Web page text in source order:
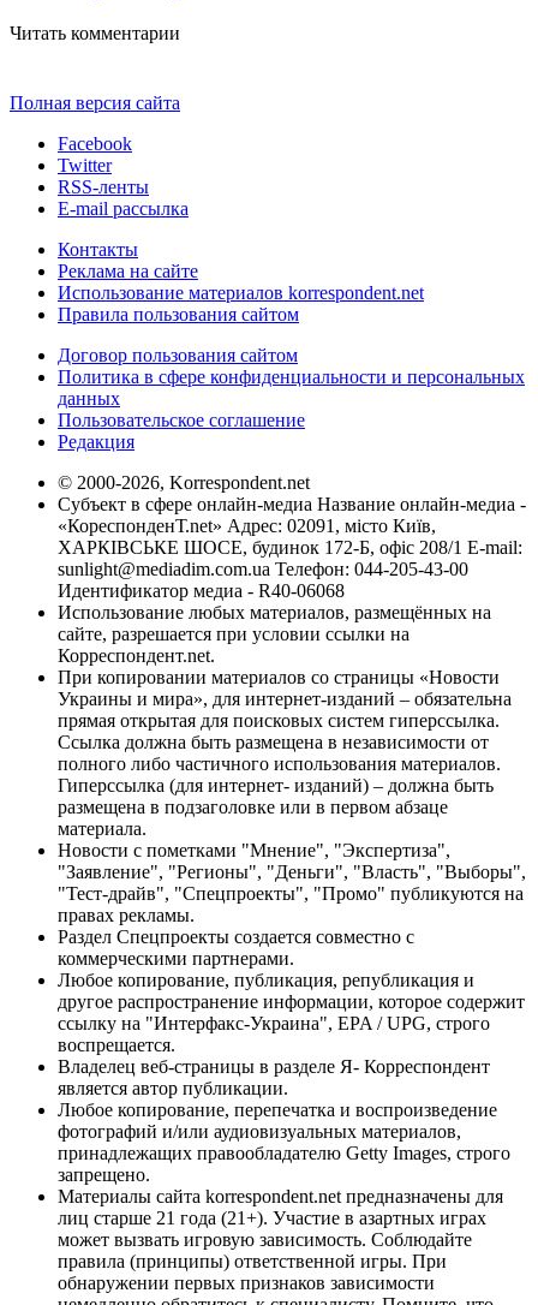
Читать комментарии
Полная версия сайта
Facebook
Twitter
RSS-ленты
E-mail рассылка
Контакты
Реклама на сайте
Использование материалов korrespondent.net
Правила пользования сайтом
Договор пользования сайтом
Политика в сфере конфиденциальности и персональных
данных
Пользовательское соглашение
Редакция
© 2000-2026, Korrespondent.net
Субъект в сфере онлайн-медиа Название онлайн-медиа -
«КореспонденТ.net» Адрес: 02091, місто Київ,
ХАРКІВСЬКЕ ШОСЕ, будинок 172-Б, офіс 208/1 E-mail:
sunlight@mediadim.com.ua Телефон: 044-205-43-00
Идентификатор медиа - R40-06068
Использование любых материалов, размещённых на
сайте, разрешается при условии ссылки на
Корреспондент.net.
При копировании материалов со страницы «Новости
Украины и мира», для интернет-изданий – обязательна
прямая открытая для поисковых систем гиперссылка.
Ссылка должна быть размещена в независимости от
полного либо частичного использования материалов.
Гиперссылка (для интернет- изданий) – должна быть
размещена в подзаголовке или в первом абзаце
материала.
Новости с пометками "Мнение", "Экспертиза",
"Заявление", "Регионы", "Деньги", "Власть", "Выборы",
"Тест-драйв", "Спецпроекты", "Промо" публикуются на
правах рекламы.
Раздел Спецпроекты создается совместно с
коммерческими партнерами.
Любое копирование, публикация, републикация и
другое распространение информации, которое содержит
ссылку на "Интерфакс-Украина", EPA / UPG, строго
воспрещается.
Владелец веб-страницы в разделе Я- Корреспондент
является автор публикации.
Любое копирование, перепечатка и воспроизведение
фотографий и/или аудиовизуальных материалов,
принадлежащих правообладателю Getty Images, строго
запрещено.
Материалы сайта korrespondent.net предназначены для
лиц старше 21 года (21+). Участие в азартных играх
может вызвать игровую зависимость. Соблюдайте
правила (принципы) ответственной игры. При
обнаружении первых признаков зависимости